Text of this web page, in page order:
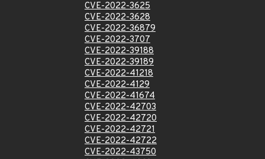
CVE-2022-3625
CVE-2022-3628
CVE-2022-36879
CVE-2022-3707
CVE-2022-39188
CVE-2022-39189
CVE-2022-41218
CVE-2022-4129
CVE-2022-41674
CVE-2022-42703
CVE-2022-42720
CVE-2022-42721
CVE-2022-42722
CVE-2022-43750